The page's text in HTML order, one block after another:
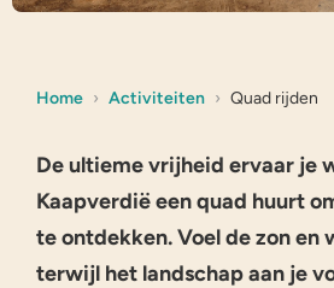
Home Activiteiten Quad rijden
De ultieme vrijheid ervaar je
Kaapverdië een quad huurt
te ontdekken. Voel de zon en
terwijl het landschap aan je